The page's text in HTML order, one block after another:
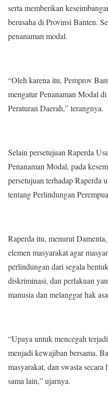
serta memberikan
berusaha di Provinsi Banten.
penanaman modal.
“Oleh karena itu, Pemprov
mengatur Penanaman Modal
Peraturan Daerah,” terangnya.
Selain persetujuan Raperda
Penanaman Modal, pada
persetujuan terhadap Raperda
tentang Perlindungan
Raperda itu, menurut
elemen masyarakat agar
perlindungan dari segala
diskriminasi, dan perlakuan
manusia dan melanggar hak
“Upaya untuk mencegah
menjadi kewajiban bersama.
masyarakat, dan swasta
sama lain,” ujarnya.